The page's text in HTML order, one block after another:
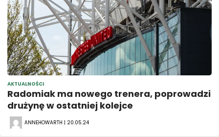
AKTUALNOŚCI
Radomiak ma nowego trenera, poprowadzi
drużynę w ostatniej kolejce
ANNEHOWARTH | 20.05.24